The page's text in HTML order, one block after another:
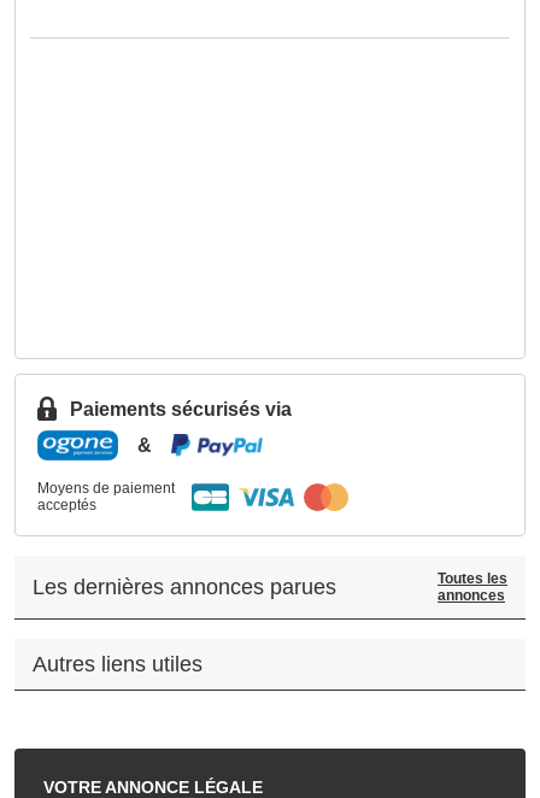
VOTREANNONCE LÉGALE
Paiements sécurisés via
&
Moyens de paiement
acceptés
Les dernières annonces parues
Toutes les
annonces
Autres liens utiles
.